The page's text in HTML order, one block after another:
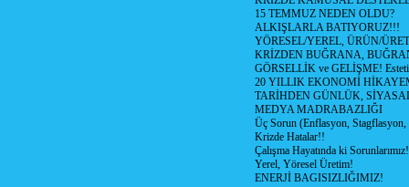
15 TEMMUZ NEDEN OLDU?
ALKIŞLARLA BATIYORUZ!!!
YÖRESEL/YEREL, ÜRÜN/
KRİZDEN BUĞRANA,
GÖRSELLİK ve GELİŞME!
20 YILLIK EKONOMİ
TARİHDEN GÜNLÜK,
MEDYA MADRABAZLIĞI
Üç Sorun (Enflasyon, Stagflasyon,
Krizde Hatalar!!
Çalışma Hayatında ki
Yerel, Yöresel Üretim!
ENERJİ BAGISIZLIĞIMIZ!